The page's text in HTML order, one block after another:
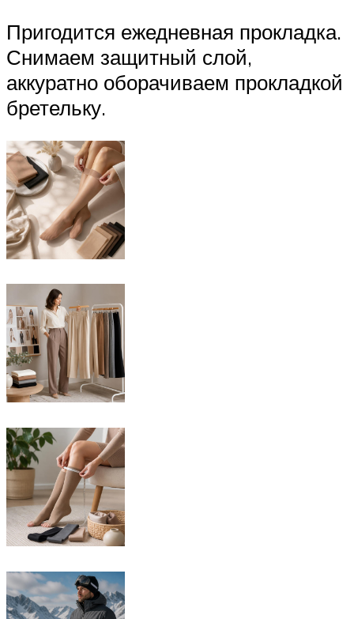
Пригодится ежедневная прокладка.
Снимаем защитный слой,
аккуратно оборачиваем прокладкой
бретельку.